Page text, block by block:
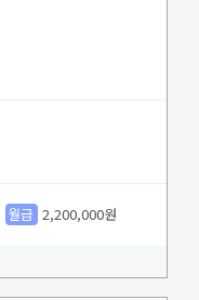
월급 2,200,000원